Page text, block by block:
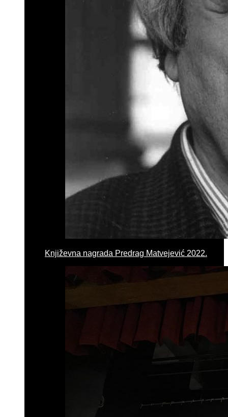
Književna nagrada Predrag Matvejević 2022.